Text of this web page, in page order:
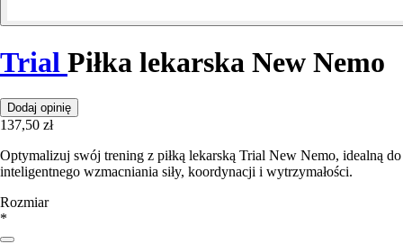
Trial Piłka lekarska New Nemo
Dodaj opinię
137,50 zł
Optymalizuj swój trening z piłką lekarską Trial New Nemo, idealną do
inteligentnego wzmacniania siły, koordynacji i wytrzymałości.
Rozmiar
*